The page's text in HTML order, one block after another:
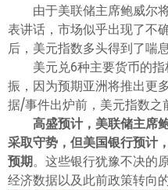
한글
日本語
Tiếng việt
ไทย
由于美联储主席鲍威尔
表讲话，市场似乎出现了不
后，美元指数多头得到了喘息
美元兑6种主要货币的
振，因为预期亚洲将推出更
据/事件出炉前，美元指数之
高盛预计，美联储主席
采取守势，但美国银行预计
预期。这些银行犹豫不决的
经济数据以及此前政策转向